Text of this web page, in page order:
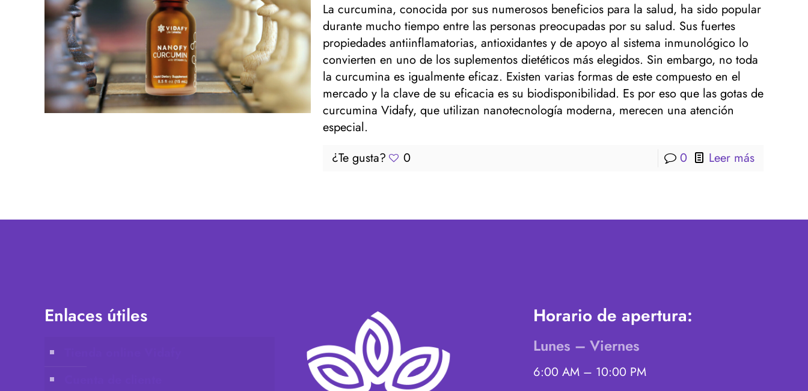
La curcumina, conocida por sus numerosos beneficios para la salud, ha sido popular
durante mucho tiempo entre las personas preocupadas por su salud. Sus fuertes
propiedades antiinflamatorias, antioxidantes y de apoyo al sistema inmunológico lo
convierten en uno de los suplementos dietéticos más elegidos. Sin embargo, no toda
la curcumina es igualmente eficaz. Existen varias formas de este compuesto en el
mercado y la clave de su eficacia es su biodisponibilidad. Es por eso que las gotas de
curcumina Vidafy, que utilizan nanotecnología moderna, merecen una atención
especial.
¿Te gusta?
0 0 Leer más
Enlaces útiles Horario de apertura:
Lunes – Viernes
6:00 AM – 10:00 PM